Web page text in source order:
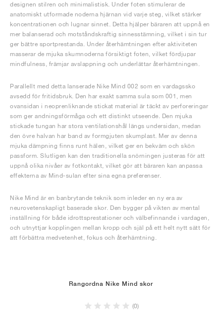
designen stilren och minimalistisk. Under foten stimulerar de
anatomiskt utformade noderna hjärnan vid varje steg, vilket stärker
koncentrationen och lugnar sinnet. Detta hjälper bäraren att uppnå en
mer balanserad och motståndskraftig sinnesstämning, vilket i sin tur
ger bättre sportprestanda. Under återhämtningen efter aktiviteten
masserar de mjuka skumnoderna försiktigt foten, vilket fördjupar
mindfulness, främjar avslappning och underlättar återhämtningen.
Parallellt med detta lanserade Nike Mind 002 som en vardagssko
avsedd för fritidsbruk. Den har exakt samma sula som 001, men
ovansidan i neoprenliknande stickat material är täckt av perforeringar
som ger andningsförmåga och ett distinkt utseende. Den mjuka
stickade tungan har stora ventilationshål längs undersidan, medan
den övre halvan har band av formgjuten skumplast. Mer av denna
mjuka dämpning finns runt hälen, vilket ger en bekväm och skön
passform. Slutligen kan den traditionella snörningen justeras för att
uppnå olika nivåer av fotkontakt, vilket gör att bäraren kan anpassa
effekterna av Mind-sulan efter sina egna preferenser.
Nike Mind är en banbrytande teknik som inleder en ny era av
neurovetenskapligt baserade skor. Den bygger på vikten av mental
inställning för både idrottsprestationer och välbefinnande i vardagen,
och utnyttjar kopplingen mellan kropp och själ på ett helt nytt sätt för
att förbättra medvetenhet, fokus och återhämtning.
Rangordna Nike Mind skor
(0)